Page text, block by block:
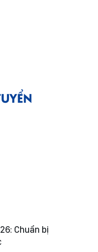
Chuẩn bị